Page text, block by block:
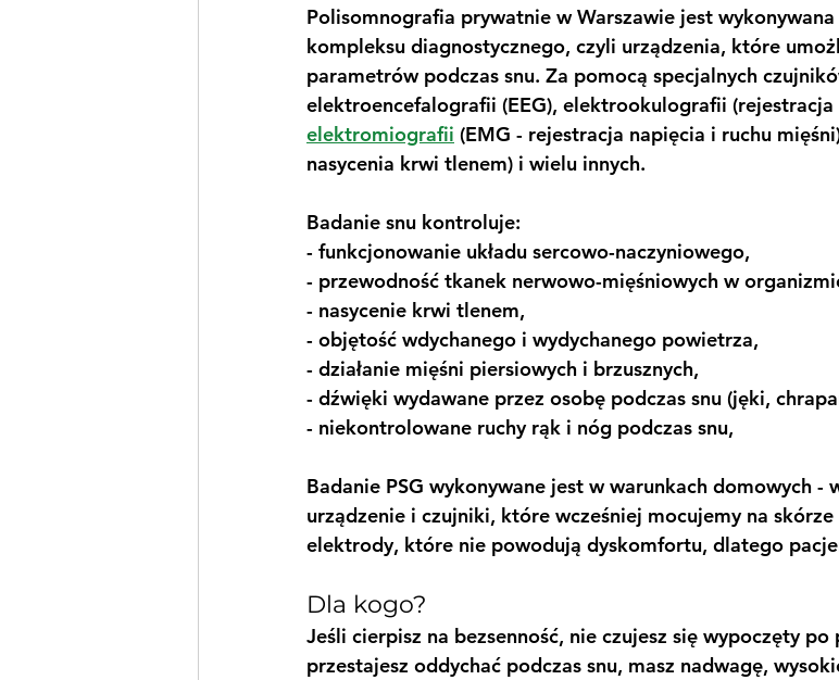
Polisomnografia prywatnie w Warszawie jest
kompleksu diagnostycznego, czyli urządzenia, które
parametrów podczas snu. Za pomocą specjalnych
elektroencefalografii (EEG), elektrookulografii (rejestracja
elektromiografii (EMG - rejestracja napięcia i ruchu
nasycenia krwi tlenem) i wielu innych.
Badanie snu kontroluje:
- funkcjonowanie układu sercowo-naczyniowego,
- przewodność tkanek nerwowo-mięśniowych w
- nasycenie krwi tlenem,
- objętość wdychanego i wydychanego powietrza,
- działanie mięśni piersiowych i brzusznych,
- dźwięki wydawane przez osobę podczas snu (jęki,
- niekontrolowane ruchy rąk i nóg podczas snu,
Badanie PSG wykonywane jest w warunkach domowych -
urządzenie i czujniki, które wcześniej mocujemy na skórze
elektrody, które nie powodują dyskomfortu, dlatego
Dla kogo?
Jeśli cierpisz na bezsenność, nie czujesz się wypoczęty
przestajesz oddychać podczas snu, masz nadwagę,